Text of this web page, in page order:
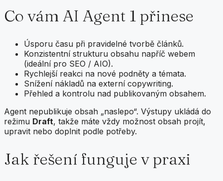
Co vám AI Agent 1 přinese
Úsporu času při pravidelné tvorbě článků.
Konzistentní strukturu obsahu napříč webem
(ideální pro SEO / AIO).
Rychlejší reakci na nové podněty a témata.
Snížení nákladů na externí copywriting.
Přehled a kontrolu nad publikovaným obsahem.
Agent nepublikuje obsah „naslepo“. Výstupy ukládá do
režimu Draft, takže máte vždy možnost obsah projít,
upravit nebo doplnit podle potřeby.
Jak řešení funguje v praxi